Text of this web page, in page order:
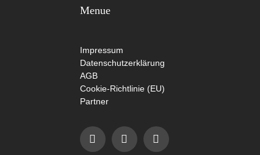
Menue
Impressum
Datenschutzerklärung
AGB
Cookie-Richtlinie (EU)
Partner